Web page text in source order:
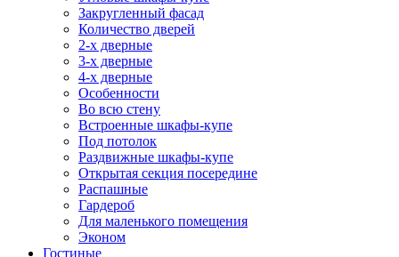
Закругленный фасад
Количество дверей
2-х дверные
3-х дверные
4-х дверные
Особенности
Во всю стену
Встроенные шкафы-купе
Под потолок
Раздвижные шкафы-купе
Открытая секция посередине
Распашные
Гардероб
Для маленького помещения
Эконом
Гостиные